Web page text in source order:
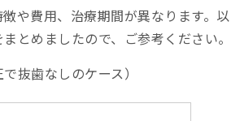
や費用、治療期間が異なります。以
とめましたので、ご参考ください。
抜歯なしのケース）